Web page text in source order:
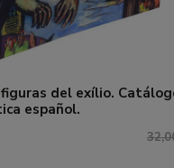
figuras del exílio.
español.